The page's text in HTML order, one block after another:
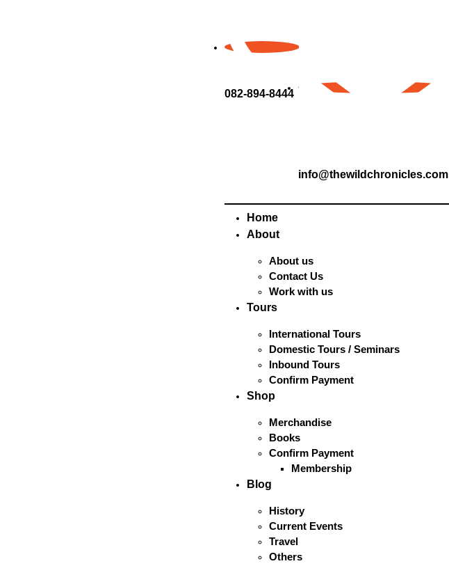
082-894-8444
info@thewildchronicles.com
Home
About
About us
Contact Us
Work with us
Tours
International Tours
Domestic Tours / Seminars
Inbound Tours
Confirm Payment
Shop
Merchandise
Books
Confirm Payment
Membership
Blog
History
Current Events
Travel
Others